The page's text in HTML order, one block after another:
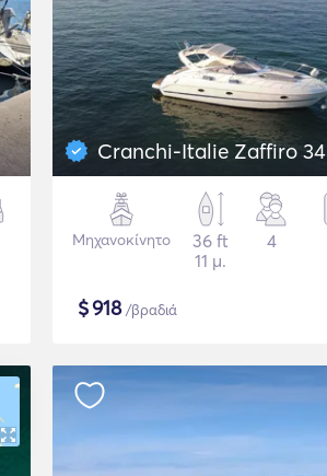
Cranchi-Italie Zaffiro 34
Μηχανοκίνητο
36 ft
11 μ.
4
$918/βραδιά